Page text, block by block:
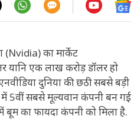
(Nvidia) का मार्केट
यानि एक लाख करोड़ डॉलर हो
दुनिया की छठी सबसे बड़ी
5वीं सबसे मूल्यवान कंपनी बन गई
का फायदा कंपनी को मिला है.